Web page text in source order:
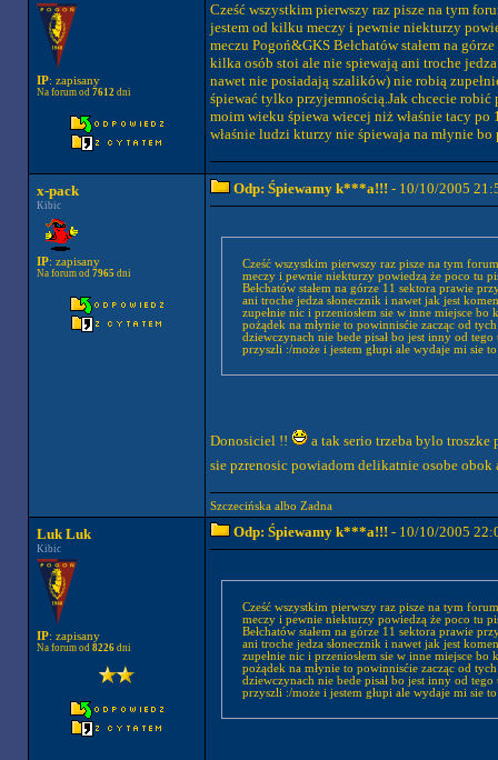
IP: zapisany
Na forum od 7612dni
Cześć wszystkim pierwszy raz pisze na tym
jestem od kilku meczy i pewnie niekturzy
meczu Pogoń&GKS Bełchatów stałem na
kilka osób stoi ale nie spiewają ani troche
nawet nie posiadają szalików) nie robią
śpiewać tylko przyjemnością.Jak chcecie
moim wieku śpiewa wiecej niż właśnie tacy
właśnie ludzi kturzy nie śpiewaja na młynie
x-pack
Kibic
IP: zapisany
Na forum od 7965 dni
Odp: Śpiewamy k***a!!! - 10/10/2005
Cześć wszystkim pierwszy raz pisze na tym
meczy i pewnie niekturzy powiedzą że poco tu
Bełchatów stałem na górze 11 sektora prawie
ani troche jedza słonecznik i nawet jak jest
zupełnie nic i przeniosłem sie w inne miejsce bo kocham Pogoń i nie
pożądek na młynie to powinnisćie zacząc od
dziewczynach nie bede pisał bo jest inny od
przyszli :/może i jestem głupi ale wydaje mi sie to
Donosiciel !!
a tak serio trzeba bylo troszke
sie pzrenosic powiadom delikatnie osobe obok
Szczecińska albo Zadna
Luk Luk
Kibic
IP: zapisany
Na forum od 8226dni
Odp: Śpiewamy k***a!!! - 10/10/2005
Cześć wszystkim pierwszy raz pisze na tym
meczy i pewnie niekturzy powiedzą że poco tu
Bełchatów stałem na górze 11 sektora prawie
ani troche jedza słonecznik i nawet jak jest
zupełnie nic i przeniosłem sie w inne miejsce bo kocham Pogoń i nie
pożądek na młynie to powinnisćie zacząc od
dziewczynach nie bede pisał bo jest inny od
przyszli :/może i jestem głupi ale wydaje mi sie to